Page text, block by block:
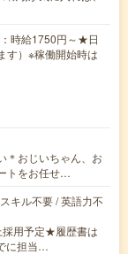
時給1750円～★日
す）※稼働開始時は
＊おじいちゃん、お
トをお任せ…
キル不要 / 英語力不
用予定★履歴書は
に担当…